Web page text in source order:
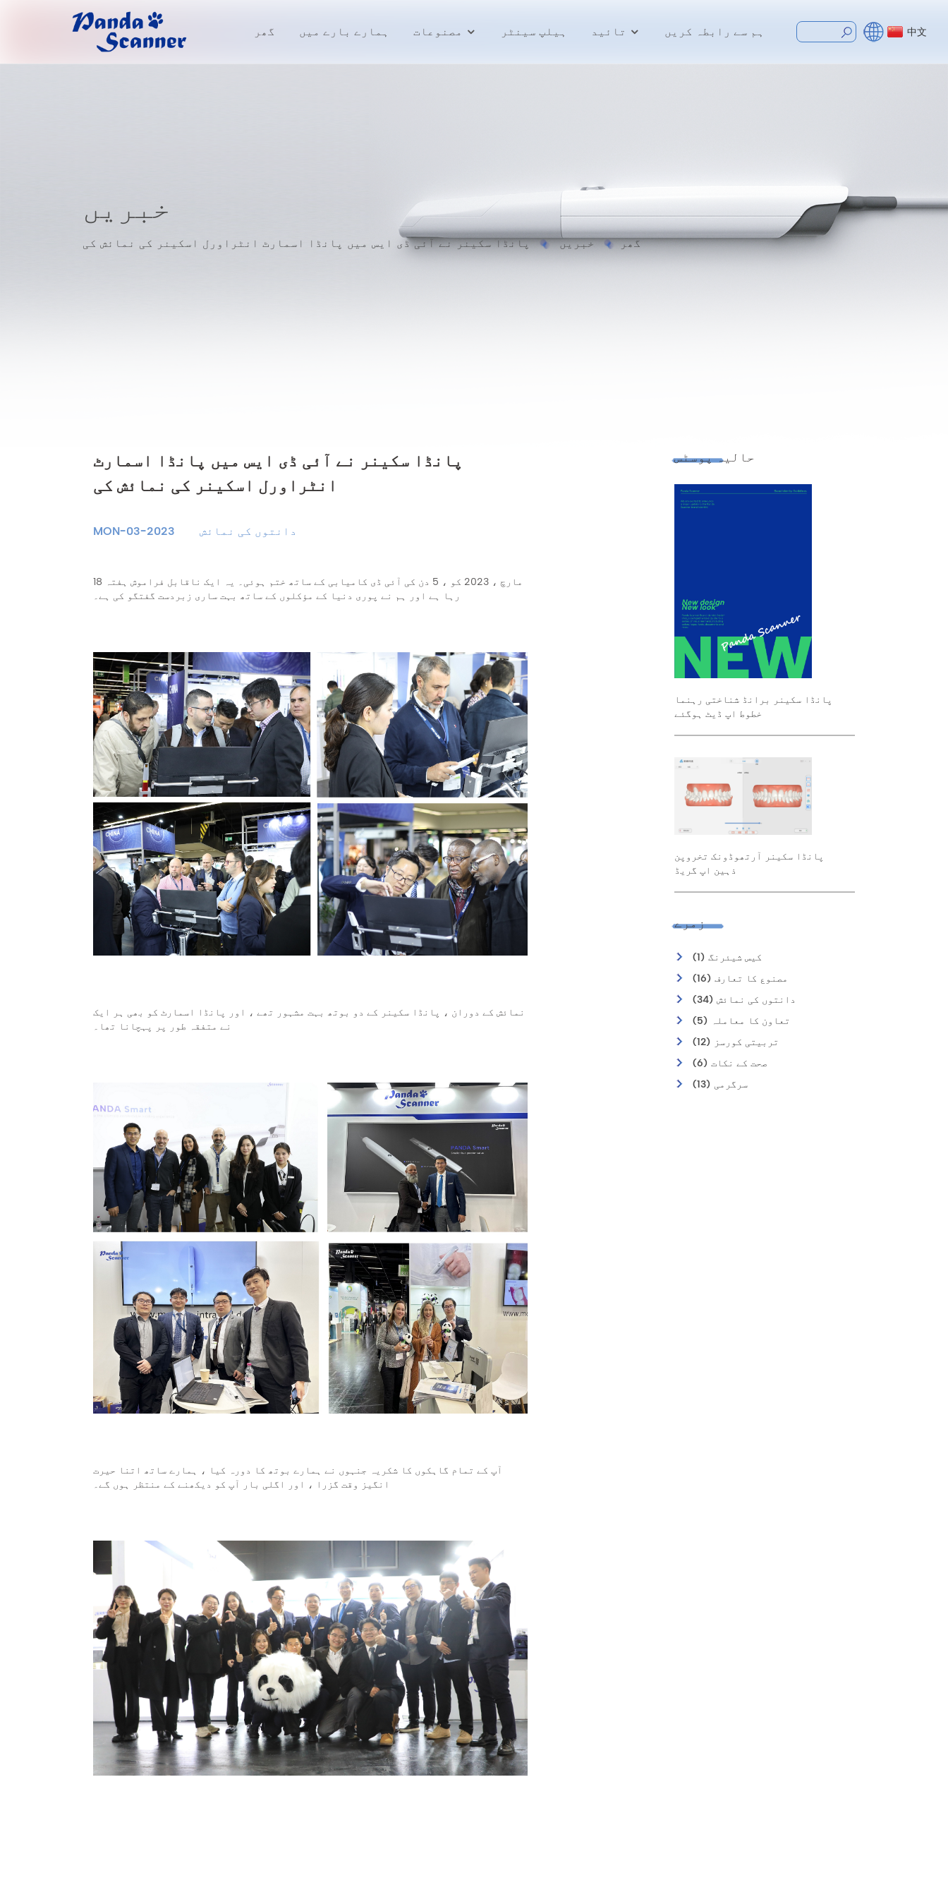
گھر ہمارے بارے میں مصنوعات ہیلپ سینٹر تائید ہم سے رابطہ کریں 中文
خبریں
گھر خبریں پانڈا سکینر نے آئی ڈی ایس میں پانڈا اسمارٹ انٹراورل اسکینر کی نمائش کی
پانڈا سکینر نے آئی ڈی ایس میں پانڈا اسمارٹ
انٹراورل اسکینر کی نمائش کی
MON-03-2023 دانتوں کی نمائش
18 مارچ ، 2023 کو ، 5 دن کی آئی ڈی کامیابی کے ساتھ ختم ہوئی۔ یہ ایک ناقابل فراموش ہفتہ
رہا ہے اور ہم نے پوری دنیا کے مؤکلوں کے ساتھ بہت ساری زبردست گفتگو کی ہے۔
نمائش کے دوران ، پانڈا سکینر کے دو بوتھ بہت مشہور تھے ، اور پانڈا اسمارٹ کو بھی ہر ایک
نے متفقہ طور پر پہچانا تھا۔
آپ کے تمام گاہکوں کا شکریہ جنہوں نے ہمارے بوتھ کا دورہ کیا ، ہمارے ساتھ اتنا حیرت
انگیز وقت گزرا ، اور اگلی بار آپ کو دیکھنے کے منتظر ہوں گے۔
حالیہ پوسٹس
پانڈا سکینر برانڈ شناختی رہنما
خطوط اپ ڈیٹ ہوگئے
پانڈا سکینر آرتھوڈونک تخروپن
ذہین اپ گریڈ
زمرے
کیس شیئرنگ (1)
مصنوع کا تعارف (16)
دانتوں کی نمائش (34)
تعاون کا معاملہ (5)
تربیتی کورسز (12)
صحت کے نکات (6)
سرگرمی (13)